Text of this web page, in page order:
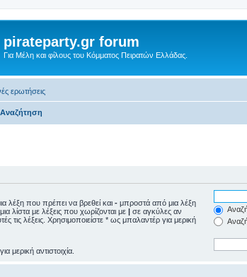
pirateparty.gr forum
Για Μέλη και φίλους του Κόμματος Πειρατών Ελλάδας.
ερωτήσεις
Αναζήτηση
λέξη που πρέπει να βρεθεί και - μπροστά από μια λέξη
λίστα με λέξεις που χωρίζονται με | σε αγκύλες αν
τις λέξεις. Χρησιμοποιείστε * ως μπαλαντέρ για μερική
μερική αντιστοιχία.